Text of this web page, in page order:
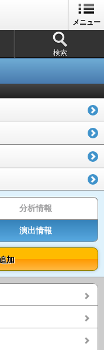
メニュー
検索
分析情報
演出情報
加